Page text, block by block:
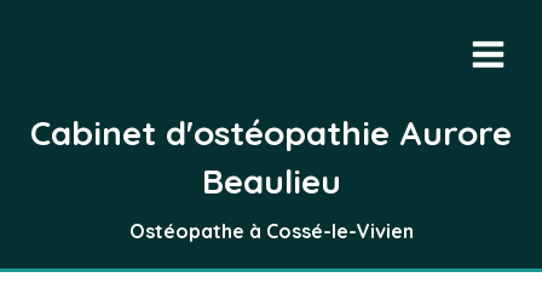
Cabinet d'ostéopathie Aurore
Beaulieu
Ostéopathe à Cossé-le-Vivien